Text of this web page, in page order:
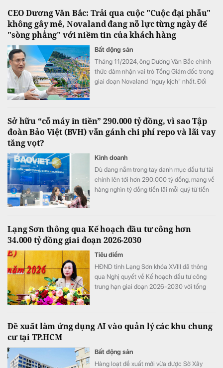
CEO Dương Văn Bắc: Trải qua cuộc "Cuộc đại phẫu"
không gây mê, Novaland đang nỗ lực từng ngày để
"sòng phẳng" với niềm tin của khách hàng
Bất động sản
Tháng 11/2024, ông Dương Văn Bắc chính
thức đảm nhận vai trò Tổng Giám đốc trong
giai đoạn Novaland "nguy kịch" nhất. Đối
biến một tập đoàn bất động sản đang vật
lộn với khó khăn trở thành một "đội quân
Sở hữu “cỗ máy in tiền” 290.000 tỷ đồng, vì sao Tập
đoàn Bảo Việt (BVH) vẫn gánh chi phí repo và lãi vay
tăng vọt?
Kinh doanh
Dù đang nắm trong tay danh mục đầu tư tài
chính lên tới hơn 290.000 tỷ đồng, mang về
hàng nghìn tỷ đồng tiền lãi mỗi quý từ tiền
nhất là khoản chi phí repo và lãi vay tăng
đột biến 145,6% so với cùng kỳ, trở thành
Lạng Sơn thông qua Kế hoạch đầu tư công hơn
34.000 tỷ đồng giai đoạn 2026-2030
Tiêu điểm
HĐND tỉnh Lạng Sơn khóa XVIII đã thông
qua Nghị quyết về Kế hoạch đầu tư công
trung hạn giai đoạn 2026-2030 với tổng
trên địa bàn tỉnh.
Đề xuất làm ứng dụng AI vào quản lý các khu chung
cư tại TP.HCM
Bất động sản
Hàng loạt đề xuất mới vừa được Sở Xây